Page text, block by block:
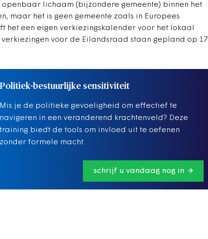
openbaar lichaam (bijzondere gemeente) binnen het
maar het is geen gemeente zoals in Europees
het een eigen verkiezingskalender voor het lokaal
voor de Eilandsraad staan gepland op 17
Politiek-bestuurlijke sensitiviteit
Mis je de politieke gevoeligheid om effectief te
navigeren in een veranderend krachtenveld? Deze
training biedt de tools om invloed uit te oefenen
zonder formele macht.
schrijf u vandaag nog in